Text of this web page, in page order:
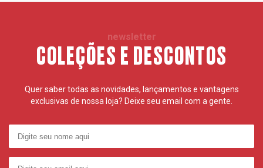
newsletter
COLEÇÕES E DESCONTOS
Quer saber todas as novidades, lançamentos e vantagens
exclusivas de nossa loja? Deixe seu email com a gente.